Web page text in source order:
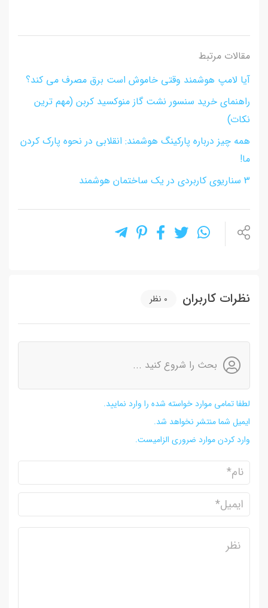
مقالات مرتبط
آیا لامپ هوشمند وقتی خاموش است برق مصرف می کند؟
راهنمای خرید سنسور نشت گاز منوکسید کربن (مهم ترین
نکات)
همه چیز درباره پارکینگ هوشمند: انقلابی در نحوه پارک کردن
ما!
3 سناریوی کاربردی در یک ساختمان هوشمند
نظرات کاربران 0 نظر
بحث را شروع کنید ...
لطفا تمامی موارد خواسته شده را وارد نمایید.
ایمیل شما منتشر نخواهد شد.
وارد کردن موارد ضروری الزامیست.